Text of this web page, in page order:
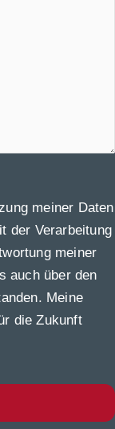
meiner Daten
der Verarbeitung
meiner
auch über den
Meine
die Zukunft